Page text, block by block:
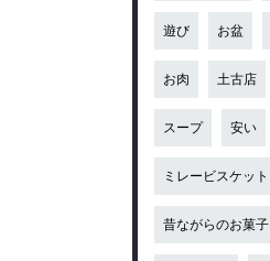
遊び お盆
お肉 土古店
スープ 安い
ミレービスケット
昔ながらのお菓子